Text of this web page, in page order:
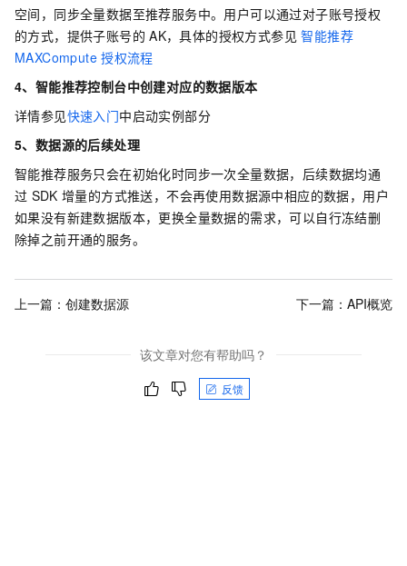
空间，同步全量数据至推荐服务中。用户可以通过对子账号授权
的方式，提供子账号的 AK，具体的授权方式参见智能推荐
MAXCompute 授权流程
4、智能推荐控制台中创建对应的数据版本
详情参见快速入门中启动实例部分
5、数据源的后续处理
智能推荐服务只会在初始化时同步一次全量数据，后续数据均通
过 SDK 增量的方式推送，不会再使用数据源中相应的数据，用户
如果没有新建数据版本，更换全量数据的需求，可以自行冻结删
除掉之前开通的服务。
上一篇： 创建数据源 下一篇： API概览
该文章对您有帮助吗？
反馈